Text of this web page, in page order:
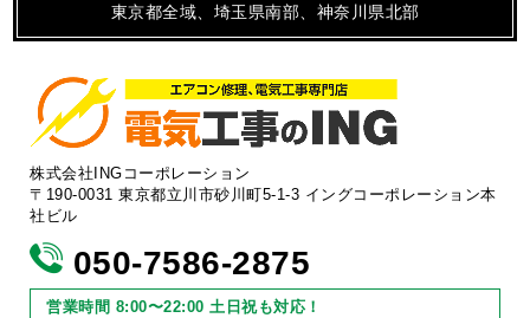
東京都全域、埼玉県南部、神奈川県北部
株式会社INGコーポレーション
〒190-0031 東京都立川市砂川町5-1-3 イングコーポレーション本
社ビル
050-7586-2875
営業時間 8:00〜22:00 土日祝も対応！